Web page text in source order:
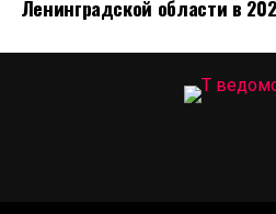
Ленинградской области в